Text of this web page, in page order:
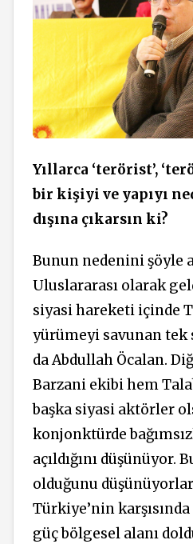
Yıllarca ‘terörist’,
bir kişiyi ve yapıyı
dışına çıkarsın ki?
Bunun nedenini şöyle
Uluslararası olarak
siyasi hareketi içinde
yürümeyi savunan tek
da Abdullah Öcalan.
Barzani ekibi hem
başka siyasi aktörler
konjonktürde
açıldığını düşünüyor.
olduğunu
Türkiye’nin
güç bölgesel alanı